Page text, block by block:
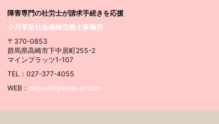
障害専門の社労士が請求手続きを応援
小川早苗社会保険労務士事務所
〒370-0853
群馬県高崎市下中居町255-2
マインプラッツ1-107
TEL：027-377-4055
WEB： https://ogawas-sr.com